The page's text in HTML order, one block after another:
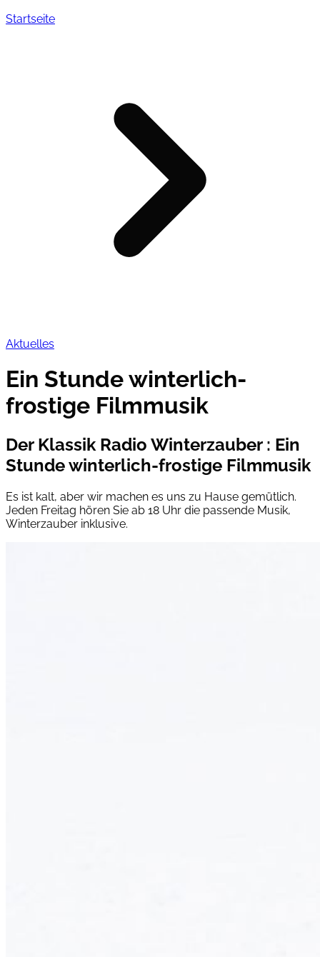
Startseite
Aktuelles
Ein Stunde winterlich-
frostige Filmmusik
Der Klassik Radio Winterzauber : Ein
Stunde winterlich-frostige Filmmusik
Es ist kalt, aber wir machen es uns zu Hause gemütlich.
Jeden Freitag hören Sie ab 18 Uhr die passende Musik,
Winterzauber inklusive.